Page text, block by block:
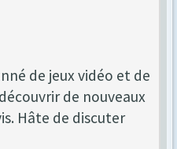
de jeux vidéo et de
de nouveaux
Hâte de discuter